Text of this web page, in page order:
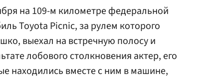
на 109-м километре федеральной
Toyota Picnic, за рулем которого
выехал на встречную полосу и
лобового столкновения актер, его
находились вместе с ним в машине,